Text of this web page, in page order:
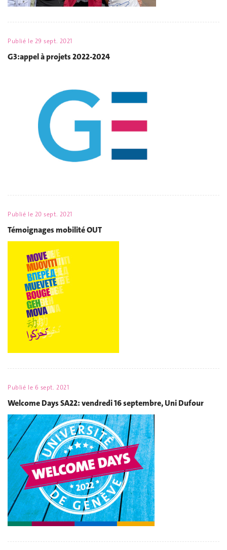
Publié le 29 sept. 2021
G3:appel à projets 2022-2024
Publié le 20 sept. 2021
Témoignages mobilité OUT
Publié le 6 sept. 2021
Welcome Days SA22: vendredi 16 septembre, Uni Dufour